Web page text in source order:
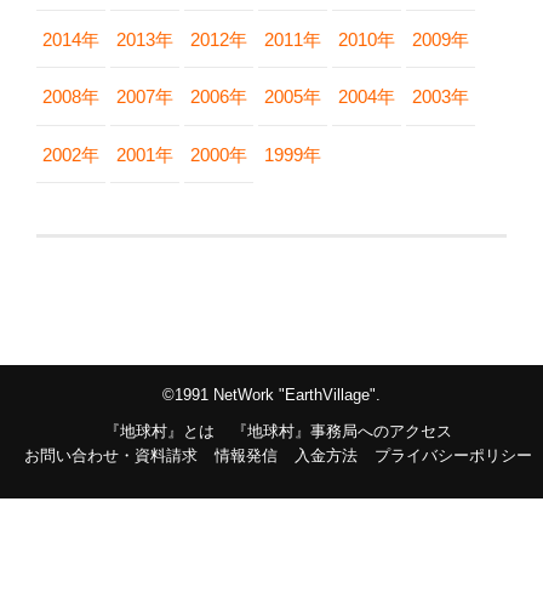
2014年 2013年 2012年 2011年 2010年 2009年
2008年 2007年 2006年 2005年 2004年 2003年
2002年 2001年 2000年 1999年
©1991 NetWork "EarthVillage".
『地球村』とは
『地球村』事務局へのアクセス
お問い合わせ・資料請求
情報発信 入金方法 プライバシーポリシー